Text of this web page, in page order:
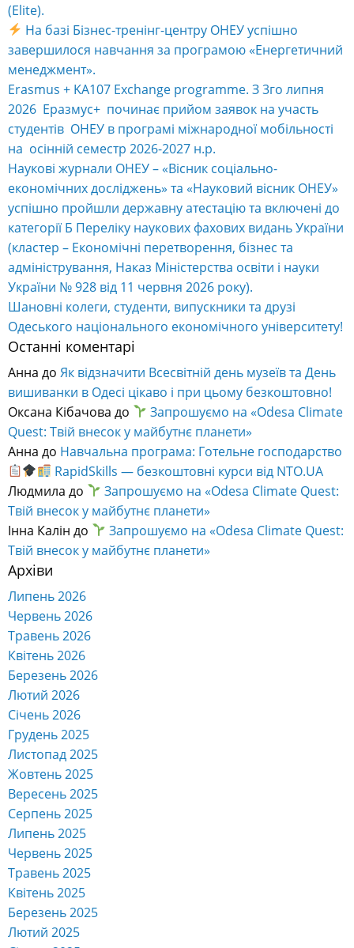
(Elite).
На базі Бізнес-тренінг-центру ОНЕУ успішно
завершилося навчання за програмою «Енергетичний
менеджмент».
Erasmus + KA107 Exchange programme. З 3го липня
2026 Еразмус+ починає прийом заявок на участь
студентів ОНЕУ в програмі міжнародної мобільності
на осінній семестр 2026-2027 н.р.
Наукові журнали ОНЕУ – «Вісник соціально-
економічних досліджень» та «Науковий вісник ОНЕУ»
успішно пройшли державну атестацію та включені до
категорії Б Переліку наукових фахових видань України
(кластер – Економічні перетворення, бізнес та
адміністрування, Наказ Міністерства освіти і науки
України № 928 від 11 червня 2026 року).
Шановні колеги, студенти, випускники та друзі
Одеського національного економічного університету!
Останні коментарі
Анна до Як відзначити Всесвітній день музеїв та День
вишиванки в Одесі цікаво і при цьому безкоштовно!
Оксана Кібачова до
Запрошуємо на «Odesa Climate
Quest: Твій внесок у майбутнє планети»
Анна до Навчальна програма: Готельне господарство
RapidSkills — безкоштовні курси від NTO.UA
Людмила до
Запрошуємо на «Odesa Climate Quest:
Твій внесок у майбутнє планети»
Інна Калін до
Запрошуємо на «Odesa Climate Quest:
Твій внесок у майбутнє планети»
Архіви
Липень 2026
Червень 2026
Травень 2026
Квітень 2026
Березень 2026
Лютий 2026
Січень 2026
Грудень 2025
Листопад 2025
Жовтень 2025
Вересень 2025
Серпень 2025
Липень 2025
Червень 2025
Травень 2025
Квітень 2025
Березень 2025
Лютий 2025